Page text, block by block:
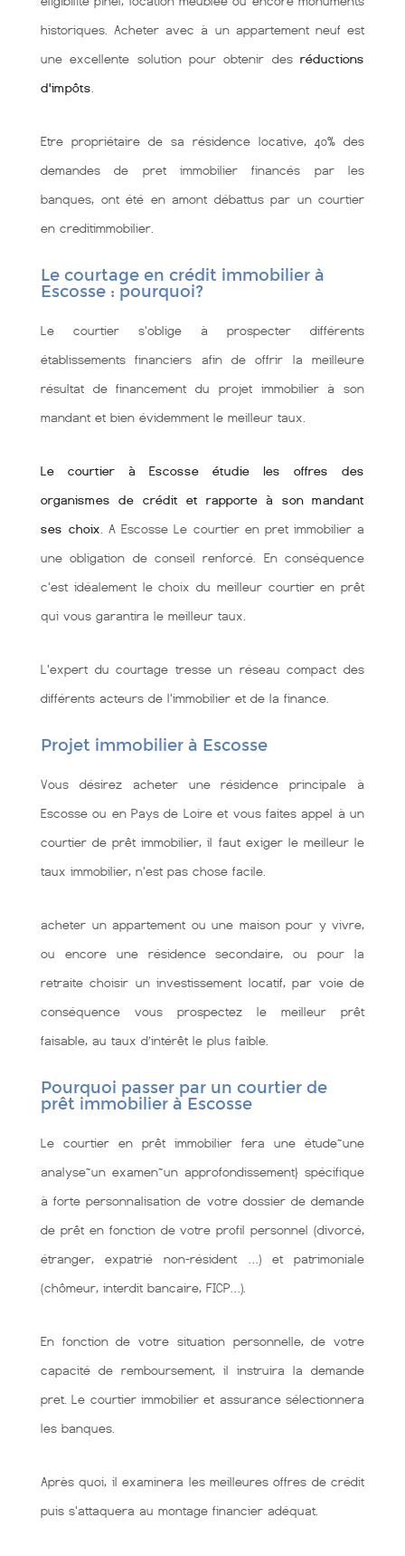
historiques. Acheter avec à un appartement neuf est
une excellente solution pour obtenir des réductions
d'impôts
Etre propriétaire de sa résidence locative, 40% des
demandes de pret immobilier financés par les
banques, ont été en amont débattus par un courtier
en creditimmobilier.
Le courtage en crédit immobilier à
Escosse : pourquoi?
Le courtier s'oblige à prospecter différents
établissements financiers afin de offrir la meilleure
résultat de financement du projet immobilier à son
mandant et bien évidemment le meilleur taux.
Le courtier à Escosse étudie les offres des
organismes de crédit et rapporte à son mandant
ses choix . A Escosse Le courtier en pret immobilier a
une obligation de conseil renforcé. En conséquence
c'est idéalement le choix du meilleur courtier en prêt
qui vous garantira le meilleur taux.
L'expert du courtage tresse un réseau compact des
différents acteurs de l'immobilier et de la finance.
Projet immobilier à Escosse
Vous désirez acheter une résidence principale à
Escosse ou en Pays de Loire et vous faites appel à un
courtier de prêt immobilier, il faut exiger le meilleur le
taux immobilier, n'est pas chose facile.
acheter un appartement ou une maison pour y vivre,
ou encore une résidence secondaire, ou pour la
retraite choisir un investissement locatif, par voie de
conséquence vous prospectez le meilleur prêt
faisable, au taux d’intérêt le plus faible.
Pourquoi passer par un courtier de
prêt immobilier à Escosse
Le courtier en prêt immobilier fera une étude~une
analyse~un examen~un approfondissement} spécifique
à forte personnalisation de votre dossier de demande
de prêt en fonction de votre profil personnel (divorcé,
étranger, expatrié non-résident …) et patrimoniale
(chômeur, interdit bancaire, FICP…).
En fonction de votre situation personnelle, de votre
capacité de remboursement, il instruira la demande
pret. Le courtier immobilier et assurance sélectionnera
les banques.
Après quoi, il examinera les meilleures offres de crédit
puis s'attaquera au montage financier adéquat.